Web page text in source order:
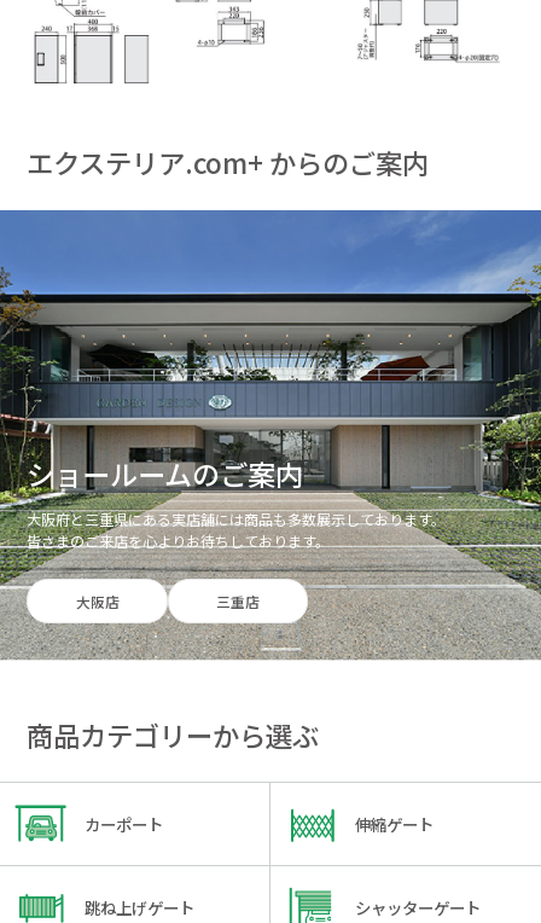
エクステリア.com+ からのご案内
ショールームのご案内
大阪府と三重県にある実店舗には商品も多数展示しております。
皆さまのご来店を心よりお待ちしております。
大阪店 三重店
商品カテゴリーから選ぶ
カーポート 伸縮ゲート
跳ね上げゲート シャッターゲート